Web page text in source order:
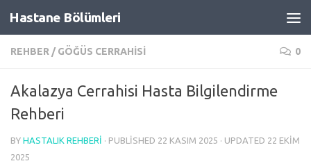
Skip to content
Hastane Bölümleri
REHBER / GÖĞÜS CERRAHISI 0
Akalazya Cerrahisi Hasta Bilgilendirme
Rehberi
BY HASTALIK REHBERI · PUBLISHED 22 KASIM 2025 · UPDATED 22 EKIM
2025